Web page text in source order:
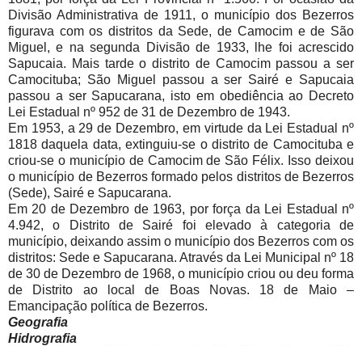
Divisão Administrativa de 1911, o município dos Bezerros
figurava com os distritos da Sede, de Camocim e de São
Miguel, e na segunda Divisão de 1933, lhe foi acrescido
Sapucaia. Mais tarde o distrito de Camocim passou a ser
Camocituba; São Miguel passou a ser Sairé e Sapucaia
passou a ser Sapucarana, isto em obediência ao Decreto
Lei Estadual nº 952 de 31 de Dezembro de 1943.
Em 1953, a 29 de Dezembro, em virtude da Lei Estadual nº
1818 daquela data, extinguiu-se o distrito de Camocituba e
criou-se o município de Camocim de São Félix. Isso deixou
o município de Bezerros formado pelos distritos de Bezerros
(Sede), Sairé e Sapucarana.
Em 20 de Dezembro de 1963, por força da Lei Estadual nº
4.942, o Distrito de Sairé foi elevado à categoria de
município, deixando assim o município dos Bezerros com os
distritos: Sede e Sapucarana. Através da Lei Municipal nº 18
de 30 de Dezembro de 1968, o município criou ou deu forma
de Distrito ao local de Boas Novas. 18 de Maio –
Emancipação política de Bezerros.
Geografia
Hidrografia